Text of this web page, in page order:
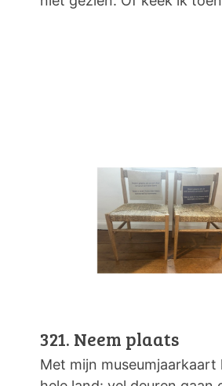
321. Neem plaats
Met mijn museumjaarkaart